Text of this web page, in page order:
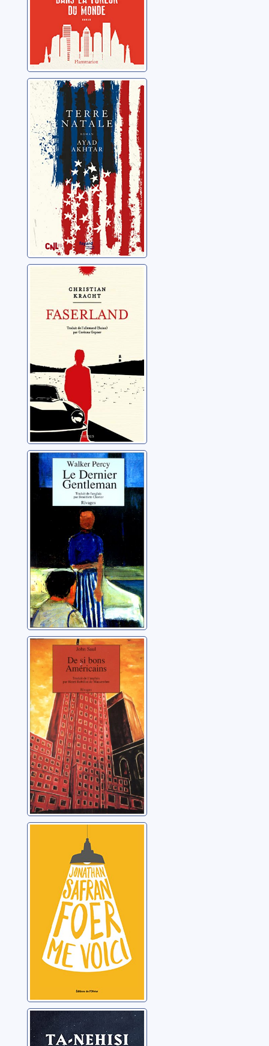
Terre natale
Akhtar, Ayad
Faserland
Kracht, Christian
Le dernier
gentleman
Percy, Walker
De si bons
Américains
Saul, John
Foer, Jonathan Safran
La danse de l'eau
Coates, Ta-Nehisi